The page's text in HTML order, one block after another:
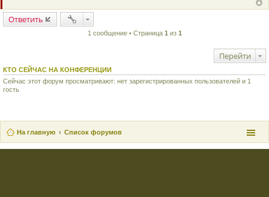
с
о
о
е
Ответить
1 сообщение • Страница 1 из 1
Перейти
КТО СЕЙЧАС НА КОНФЕРЕНЦИИ
Сейчас этот форум просматривают: нет зарегистрированных пользователей и 1
гость
На главную Список форумов